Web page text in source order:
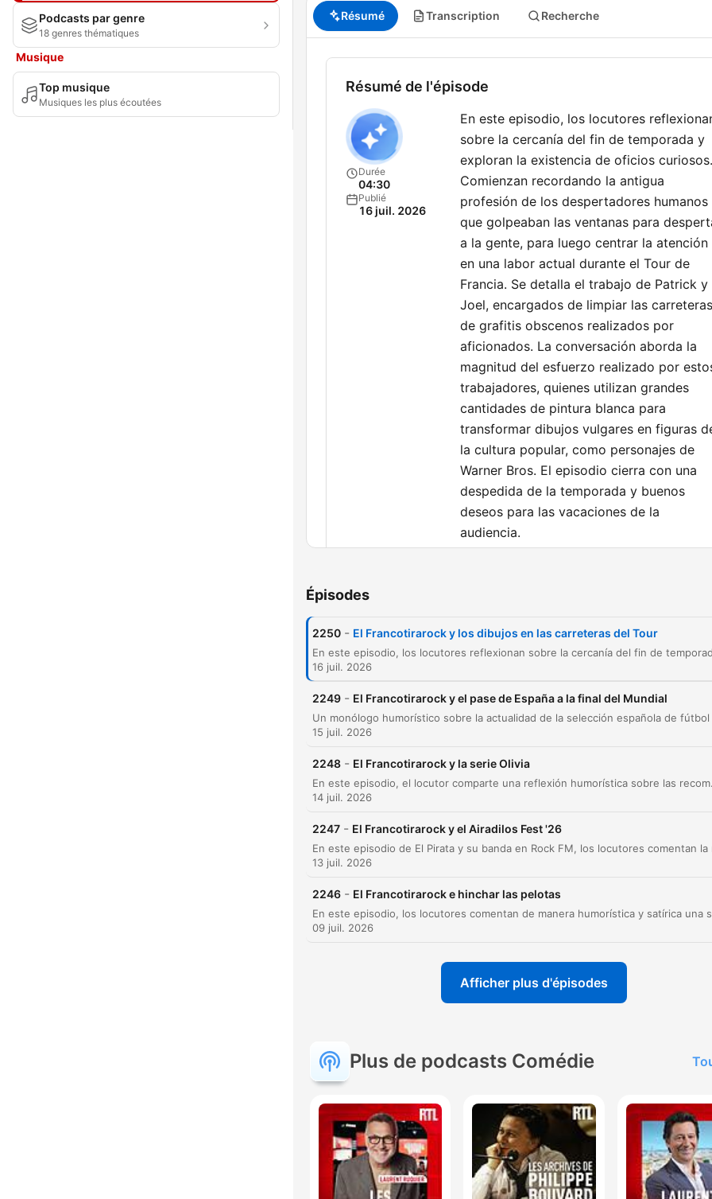
Podcasts par genre
18 genres thématiques
Musique
Top musique
Musiques les plus écoutées
Résumé Transcription Recherche
Résumé de l'épisode
Durée
04:30
Publié
16 juil. 2026
En este episodio, los locutores
sobre la cercanía del fin de temporada y
exploran la existencia de oficios curiosos.
Comienzan recordando la antigua
profesión de los despertadores humanos
que golpeaban las ventanas para
a la gente, para luego centrar la atención
en una labor actual durante el Tour de
Francia. Se detalla el trabajo de Patrick y
Joel, encargados de limpiar las carreteras
de grafitis obscenos realizados por
aficionados. La conversación aborda la
magnitud del esfuerzo realizado por
trabajadores, quienes utilizan grandes
cantidades de pintura blanca para
transformar dibujos vulgares en figuras
la cultura popular, como personajes de
Warner Bros. El episodio cierra con una
despedida de la temporada y buenos
deseos para las vacaciones de la
audiencia.
00:00:54 Los limpiadores del Tour de Francia
Cliquez sur un chapitre pour y accéder directement
Moments clés
Borrar todos los penes que ha pintado la gente en la
trabajadores contratados para limpiar las rutas del Tour.
de la mañana es la Warner.
Han hecho desaparecer más penes que Matajari, esta
limpiadores en su labor de borrar grafitis.
abasto.
00:02:58 · Se menciona la enorme cantidad de material
para cubrir las pintadas en la carretera.
Épisodes
2250 - El Francotirarock y los dibujos en las carreteras del Tour
16 juil. 2026
2249 - El Francotirarock y el pase de España a la final del Mundial
15 juil. 2026
2248 - El Francotirarock y la serie Olivia
En este episodio, el locutor comparte una
14 juil. 2026
2247 - El Francotirarock y el Airadilos Fest '26
13 juil. 2026
2246 - El Francotirarock e hinchar las pelotas
09 juil. 2026
Afficher plus d'épisodes
Plus de podcasts Comédie